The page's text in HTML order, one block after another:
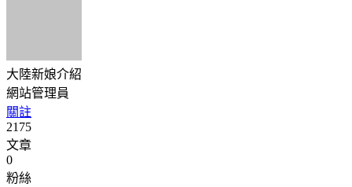
大陸新娘介紹
網站管理員
關註
2175
文章
0
粉絲